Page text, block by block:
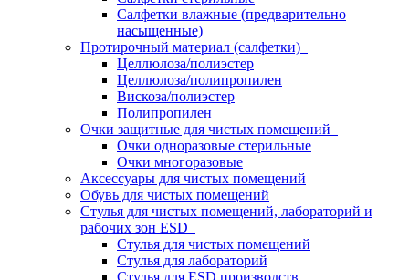
Салфетки влажные (предварительно
насыщенные)
Протирочный материал (салфетки)
Целлюлоза/полиэстер
Целлюлоза/полипропилен
Вискоза/полиэстер
Полипропилен
Очки защитные для чистых помещений
Очки одноразовые стерильные
Очки многоразовые
Аксессуары для чистых помещений
Обувь для чистых помещений
Стулья для чистых помещений, лабораторий и
рабочих зон ESD
Стулья для чистых помещений
Стулья для лабораторий